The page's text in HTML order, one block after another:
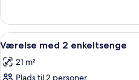
-
queensize-
Indlæs
alle
billeder
5
Værelse med 2 enkeltsenge
21 m²
Plads til 2 personer